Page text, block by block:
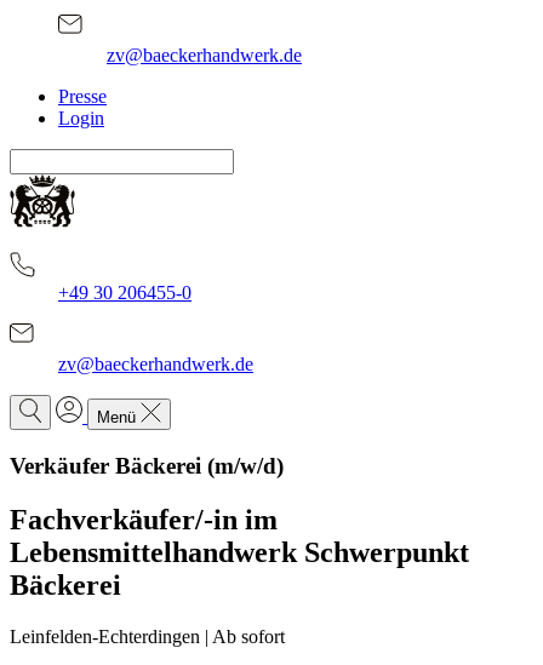
zv@baeckerhandwerk.de
Presse
Login
+49 30 206455-0
zv@baeckerhandwerk.de
Menü
Verkäufer Bäckerei (m/w/d)
Fachverkäufer/-in im
Lebensmittelhandwerk Schwerpunkt
Bäckerei
Leinfelden-Echterdingen | Ab sofort